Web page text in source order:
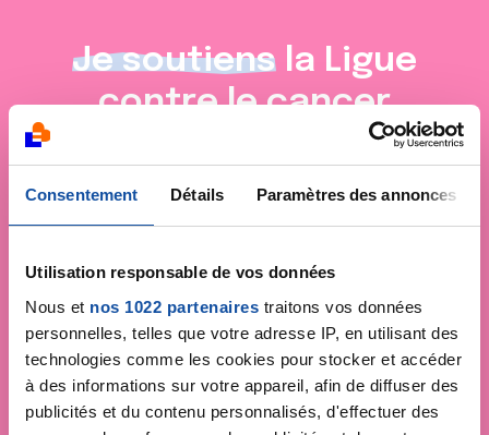
Consentement Détails Paramètres des annonces
Utilisation responsable de vos données
Nous et nos 1022 partenaires traitons vos données
personnelles, telles que votre adresse IP, en utilisant des
technologies comme les cookies pour stocker et accéder
à des informations sur votre appareil, afin de diffuser des
publicités et du contenu personnalisés, d'effectuer des
Je soutiens la Ligue
contre le cancer